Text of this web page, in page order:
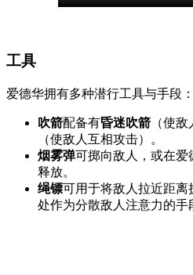
工具
爱德华拥有多种潜行工具与手段：
吹箭配备有昏迷吹箭 （使
（使敌人互相攻击）。
烟雾弹可掷向敌人，或在爱
释放。
绳镖可用于将敌人拉近距离
处作为分散敌人注意力的手